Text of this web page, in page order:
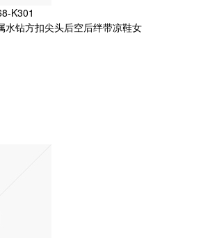
K301
水钻方扣尖头后空后绊带凉鞋女